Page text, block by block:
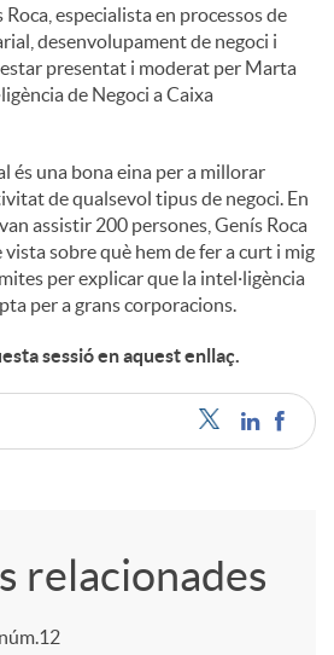
especialista en processos de
desenvolupament de negoci i
presentat i moderat per Marta
de Negoci a Caixa
és una bona eina per a millorar
de qualsevol tipus de negoci. En
assistir 200 persones, Genís Roca
sobre què hem de fer a curt i mig
per explicar que la intel·ligència
per a grans corporacions.
sessió en aquest enllaç.
relacionades